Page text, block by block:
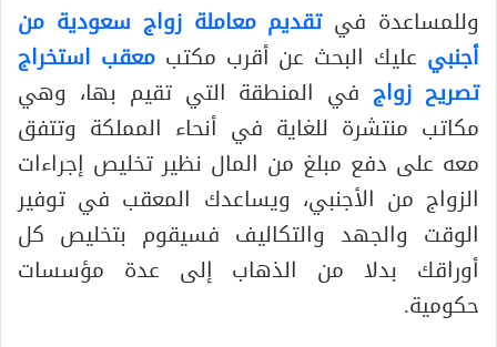
وللمساعدة فيتقديم معاملة زواج سعودية من
أجنبي عليك البحث عن أقرب مكتبمعقب استخراج
تصريح زواجفي المنطقة التي تقيم بها، وهي
مكاتب منتشرة للغاية في أنحاء المملكة وتتفق
معه على دفع مبلغ من المال نظير تخليص إجراءات
الزواج من الأجنبي، ويساعدك المعقب في توفير
الوقت والجهد والتكاليف فسيقوم بتخليص كل
أوراقك بدلا من الذهاب إلى عدة مؤسسات
حكومية.